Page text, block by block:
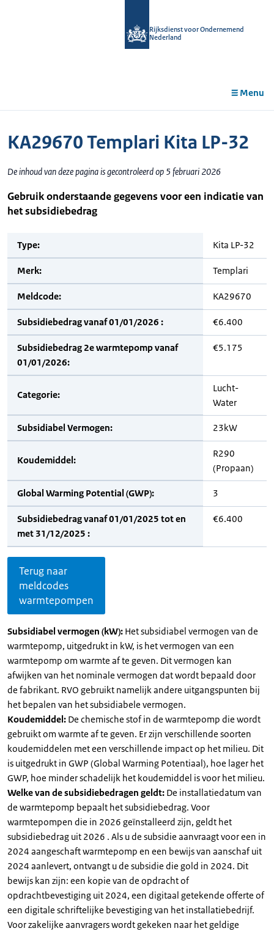
Rijksdienst voor Ondernemend
Nederland
Menu
KA29670 Templari Kita LP-32
De inhoud van deze pagina is gecontroleerd op 5 februari 2026
Gebruik onderstaande gegevens voor een indicatie van
het subsidiebedrag
Type: Kita LP-32
Merk: Templari
Meldcode: KA29670
Subsidiebedrag vanaf 01/01/2026 : €6.400
Subsidiebedrag 2e warmtepomp vanaf
01/01/2026:
€5.175
Categorie:
Lucht-
Water
Subsidiabel Vermogen: 23kW
Koudemiddel:
R290
(Propaan)
Global Warming Potential (GWP): 3
Subsidiebedrag vanaf 01/01/2025 tot en
met 31/12/2025 :
€6.400
Terug naar
meldcodes
warmtepompen
Subsidiabel vermogen (kW): Het subsidiabel vermogen van de
warmtepomp, uitgedrukt in kW, is het vermogen van een
warmtepomp om warmte af te geven. Dit vermogen kan
afwijken van het nominale vermogen dat wordt bepaald door
de fabrikant. RVO gebruikt namelijk andere uitgangspunten bij
het bepalen van het subsidiabele vermogen.
Koudemiddel: De chemische stof in de warmtepomp die wordt
gebruikt om warmte af te geven. Er zijn verschillende soorten
koudemiddelen met een verschillende impact op het milieu. Dit
is uitgedrukt in GWP (Global Warming Potentiaal), hoe lager het
GWP, hoe minder schadelijk het koudemiddel is voor het milieu.
Welke van de subsidiebedragen geldt: De installatiedatum van
de warmtepomp bepaalt het subsidiebedrag. Voor
warmtepompen die in 2026 geïnstalleerd zijn, geldt het
subsidiebedrag uit 2026 . Als u de subsidie aanvraagt voor een in
2024 aangeschaft warmtepomp en een bewijs van aanschaf uit
2024 aanlevert, ontvangt u de subsidie die gold in 2024. Dit
bewijs kan zijn: een kopie van de opdracht of
opdrachtbevestiging uit 2024, een digitaal getekende offerte of
een digitale schriftelijke bevestiging van het installatiebedrijf.
Voor zakelijke aanvragers wordt gekeken naar het geldige